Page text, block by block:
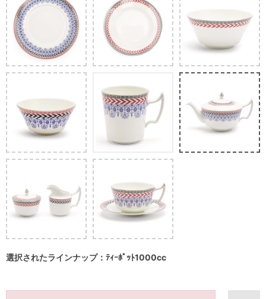
選択されたラインナップ：ﾃｨｰﾎﾟｯﾄ1000cc